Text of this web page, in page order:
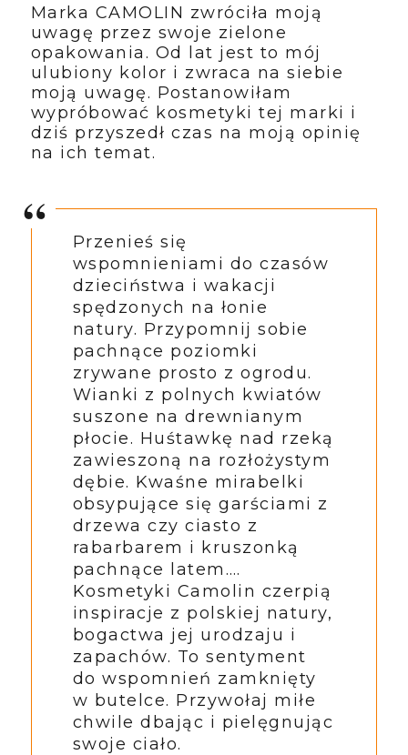
Marka CAMOLIN zwróciła moją
uwagę przez swoje zielone
opakowania. Od lat jest to mój
ulubiony kolor i zwraca na siebie
moją uwagę. Postanowiłam
wypróbować kosmetyki tej marki i
dziś przyszedł czas na moją opinię
na ich temat.
Przenieś się
wspomnieniami do czasów
dzieciństwa i wakacji
spędzonych na łonie
natury. Przypomnij sobie
pachnące poziomki
zrywane prosto z ogrodu.
Wianki z polnych kwiatów
suszone na drewnianym
płocie. Huśtawkę nad rzeką
zawieszoną na rozłożystym
dębie. Kwaśne mirabelki
obsypujące się garściami z
drzewa czy ciasto z
rabarbarem i kruszonką
pachnące latem….
Kosmetyki Camolin czerpią
inspiracje z polskiej natury,
bogactwa jej urodzaju i
zapachów. To sentyment
do wspomnień zamknięty
w butelce. Przywołaj miłe
chwile dbając i pielęgnując
swoje ciało.